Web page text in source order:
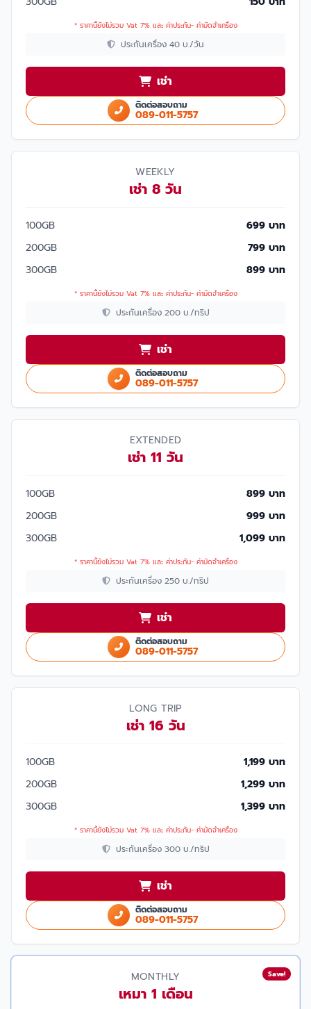
* ราคานี้ยังไม่รวม Vat 7% และ ค่าประกัน- ค่ามัดจำเครื่อง
ประกันเครื่อง 40 บ./วัน
เช่า
ติดต่อสอบถาม
089-011-5757
WEEKLY
เช่า 8 วัน
100GB
699 บาท
200GB
799 บาท
300GB
899 บาท
* ราคานี้ยังไม่รวม Vat 7% และ ค่าประกัน- ค่ามัดจำเครื่อง
ประกันเครื่อง 200 บ./ทริป
เช่า
ติดต่อสอบถาม
089-011-5757
EXTENDED
เช่า 11 วัน
100GB
899 บาท
200GB
999 บาท
300GB
1,099 บาท
* ราคานี้ยังไม่รวม Vat 7% และ ค่าประกัน- ค่ามัดจำเครื่อง
ประกันเครื่อง 250 บ./ทริป
เช่า
ติดต่อสอบถาม
089-011-5757
LONG TRIP
เช่า 16 วัน
100GB
1,199 บาท
200GB
1,299 บาท
300GB
1,399 บาท
* ราคานี้ยังไม่รวม Vat 7% และ ค่าประกัน- ค่ามัดจำเครื่อง
ประกันเครื่อง 300 บ./ทริป
เช่า
ติดต่อสอบถาม
089-011-5757
Save!
MONTHLY
เหมา 1 เดือน